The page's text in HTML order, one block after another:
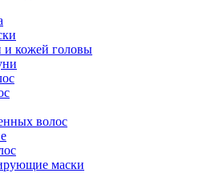
и кожей головы
волос
маски